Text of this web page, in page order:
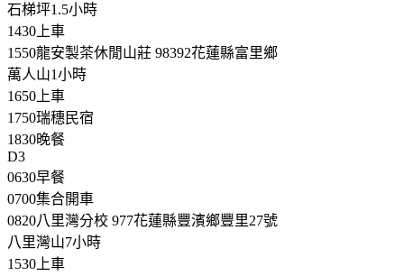
石梯坪1.5小時
1430上車
1550龍安製茶休閒山莊 98392花蓮縣富里鄉
萬人山1小時
1650上車
1750瑞穗民宿
1830晚餐
D3
0630早餐
0700集合開車
0820八里灣分校 977花蓮縣豐濱鄉豐里27號
八里灣山7小時
1530上車